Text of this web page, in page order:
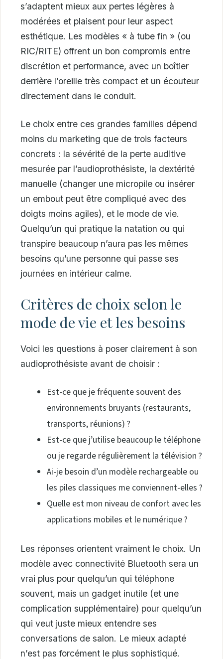
s’adaptent mieux aux pertes légères à
modérées et plaisent pour leur aspect
esthétique. Les modèles « à tube fin » (ou
RIC/RITE) offrent un bon compromis entre
discrétion et performance, avec un boîtier
derrière l’oreille très compact et un écouteur
directement dans le conduit.
Le choix entre ces grandes familles dépend
moins du marketing que de trois facteurs
concrets : la sévérité de la perte auditive
mesurée par l’audioprothésiste, la dextérité
manuelle (changer une micropile ou insérer
un embout peut être compliqué avec des
doigts moins agiles), et le mode de vie.
Quelqu’un qui pratique la natation ou qui
transpire beaucoup n’aura pas les mêmes
besoins qu’une personne qui passe ses
journées en intérieur calme.
Critères de choix selon le
mode de vie et les besoins
Voici les questions à poser clairement à son
audioprothésiste avant de choisir :
Est-ce que je fréquente souvent des
environnements bruyants (restaurants,
transports, réunions) ?
Est-ce que j’utilise beaucoup le téléphone
ou je regarde régulièrement la télévision ?
Ai-je besoin d’un modèle rechargeable ou
les piles classiques me conviennent-elles ?
Quelle est mon niveau de confort avec les
applications mobiles et le numérique ?
Les réponses orientent vraiment le choix. Un
modèle avec connectivité Bluetooth sera un
vrai plus pour quelqu’un qui téléphone
souvent, mais un gadget inutile (et une
complication supplémentaire) pour quelqu’un
qui veut juste mieux entendre ses
conversations de salon. Le mieux adapté
n’est pas forcément le plus sophistiqué.